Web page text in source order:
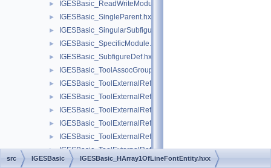
► IGESBasic_ReadWriteModule.hxx
► IGESBasic_SingleParent.hxx
► IGESBasic_SingularSubfigure.hxx
► IGESBasic_SpecificModule.hxx
► IGESBasic_SubfigureDef.hxx
► IGESBasic_ToolAssocGroupType.hxx
► IGESBasic_ToolExternalReferenceFile.hxx
► IGESBasic_ToolExternalRefFile.hxx
► IGESBasic_ToolExternalRefFileIndex.hxx
► IGESBasic_ToolExternalRefFileName.hxx
► IGESBasic_ToolExternalRefLibName.hxx
► IGESBasic_ToolExternalRefName.hxx
► IGESBasic_ToolGroup.hxx
src IGESBasic IGESBasic_HArray1OfLineFontEntity.hxx